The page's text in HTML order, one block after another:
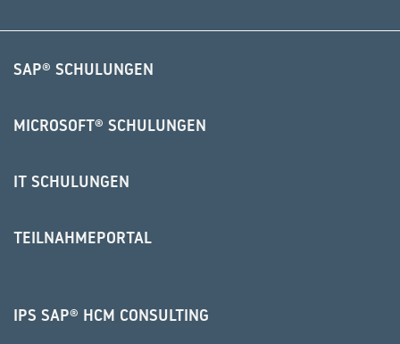
SAP® SCHULUNGEN
MICROSOFT® SCHULUNGEN
IT SCHULUNGEN
TEILNAHMEPORTAL
IPS SAP® HCM CONSULTING